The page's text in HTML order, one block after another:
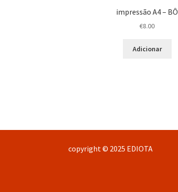
impressão A4 – BÔ
€8.00
Adicionar
copyright © 2025 EDIOTA